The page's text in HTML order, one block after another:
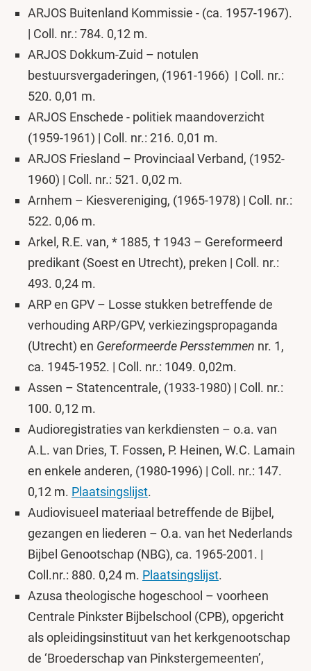
ARJOS Buitenland Kommissie - (ca. 1957-1967).
| Coll. nr.: 784. 0,12 m.
ARJOS Dokkum-Zuid – notulen
bestuursvergaderingen, (1961-1966) | Coll. nr.:
520. 0,01 m.
ARJOS Enschede - politiek maandoverzicht
(1959-1961) | Coll. nr.: 216. 0,01 m.
ARJOS Friesland – Provinciaal Verband, (1952-
1960) | Coll. nr.: 521. 0,02 m.
Arnhem – Kiesvereniging, (1965-1978) | Coll. nr.:
522. 0,06 m.
Arkel, R.E. van, * 1885, † 1943 – Gereformeerd
predikant (Soest en Utrecht), preken | Coll. nr.:
493. 0,24 m.
ARP en GPV – Losse stukken betreffende de
verhouding ARP/GPV, verkiezingspropaganda
(Utrecht) en Gereformeerde Persstemmen nr. 1,
ca. 1945-1952. | Coll. nr.: 1049. 0,02m.
Assen – Statencentrale, (1933-1980) | Coll. nr.:
100. 0,12 m.
Audioregistraties van kerkdiensten – o.a. van
A.L. van Dries, T. Fossen, P. Heinen, W.C. Lamain
en enkele anderen, (1980-1996) | Coll. nr.: 147.
0,12 m. Plaatsingslijst.
Audiovisueel materiaal betreffende de Bijbel,
gezangen en liederen – O.a. van het Nederlands
Bijbel Genootschap (NBG), ca. 1965-2001. |
Coll.nr.: 880. 0,24 m. Plaatsingslijst.
Azusa theologische hogeschool – voorheen
Centrale Pinkster Bijbelschool (CPB), opgericht
als opleidingsinstituut van het kerkgenootschap
de ‘Broederschap van Pinkstergemeenten’,